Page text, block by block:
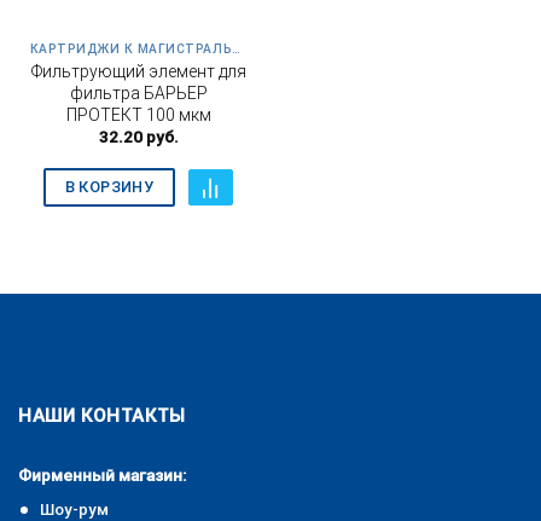
Фильтрующий элемент для
фильтра БАРЬЕР
ПРОТЕКТ 100 мкм
32.20руб.
В КОРЗИНУ
НАШИ КОНТАКТЫ
Фирменный магазин:
Шоу-рум